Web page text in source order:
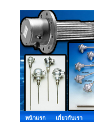
หน้าแรก เกี่ยวกับเรา